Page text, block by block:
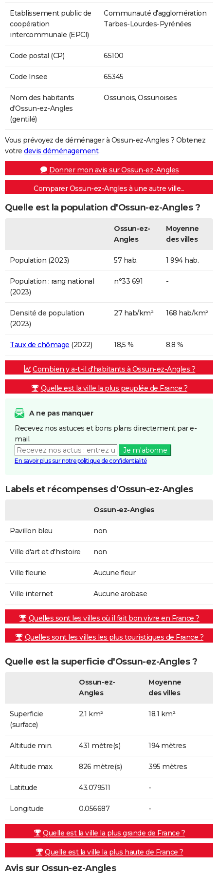
Etablissement public de
coopération
intercommunale (EPCI)
Communauté d'agglomération
Tarbes-Lourdes-Pyrénées
Code postal (CP) 65100
Code Insee 65345
Nom des habitants
d'Ossun-ez-Angles
(gentilé)
Ossunois, Ossunoises
Vous prévoyez de déménager à Ossun-ez-Angles ? Obtenez
votre devis déménagement.
Donner mon avis sur Ossun-ez-Angles
Comparer Ossun-ez-Angles à une autre ville...
Quelle est la population d'Ossun-ez-Angles ?
Ossun-ez-
Angles
Moyenne
des villes
Population (2023) 57 hab. 1 994 hab.
Population : rang national
(2023)
n°33 691 -
Densité de population
(2023)
27 hab/km² 168 hab/km²
Taux de chômage (2022) 18,5 % 8,8 %
Combien y a-t-il d'habitants à Ossun-ez-Angles ?
Quelle est la ville la plus peuplée de France ?
A ne pas manquer
Recevez nos astuces et bons plans directement par e-
mail.
Je m'abonne
En savoir plus sur notre politique de confidentialité
Labels et récompenses d'Ossun-ez-Angles
Ossun-ez-Angles
Pavillon bleu non
Ville d'art et d'histoire non
Ville fleurie Aucune fleur
Ville internet Aucune arobase
Quelles sont les villes où il fait bon vivre en France ?
Quelles sont les villes les plus touristiques de France ?
Quelle est la superficie d'Ossun-ez-Angles ?
Ossun-ez-
Angles
Moyenne
des villes
Superficie
(surface)
2,1 km² 18,1 km²
Altitude min. 431 mètre(s) 194 mètres
Altitude max. 826 mètre(s) 395 mètres
Latitude 43.079511 -
Longitude 0.056687 -
Quelle est la ville la plus grande de France ?
Quelle est la ville la plus haute de France ?
Avis sur Ossun-ez-Angles